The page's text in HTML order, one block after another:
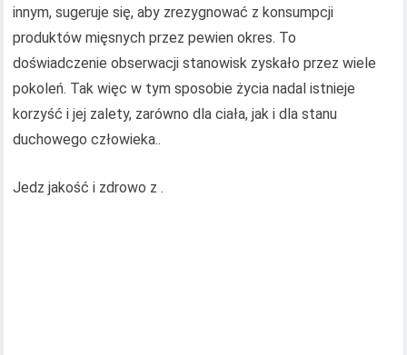
innym, sugeruje się, aby zrezygnować z konsumpcji
produktów mięsnych przez pewien okres. To
doświadczenie obserwacji stanowisk zyskało przez wiele
pokoleń. Tak więc w tym sposobie życia nadal istnieje
korzyść i jej zalety, zarówno dla ciała, jak i dla stanu
duchowego człowieka..
Jedz jakość i zdrowo z .